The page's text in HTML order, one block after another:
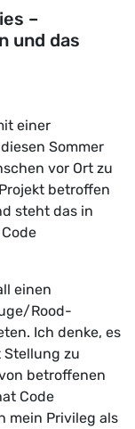
–
und das
einer
Sommer
vor Ort zu
betroffen
steht das in
einen
Rood-
Ich denke, es
Stellung zu
betroffenen
Code
mein Privileg als